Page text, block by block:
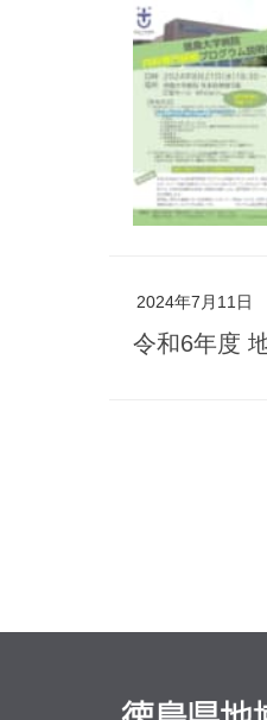
2024年7月11日
令和6年度